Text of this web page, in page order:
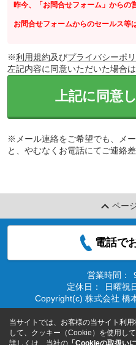
昨今、「お問合せフォーム」からの
お問合せフォームからのセールス等
※利用規約及びプライバシーポ
左記内容に同意いただいた場合
上記に同意
※メール連絡をご希望でも、メ
と、やむなくお電話にてご連絡
ペー
電話で
営業時間：
定休日：
日曜祝
Copyright(c) 株式会社 橋
当サイトでは、お客様の当サイト利
して、クッキー（Cookie）を使用して
詳しくは、当社の 「Cookieの取扱い